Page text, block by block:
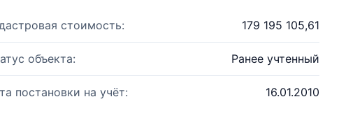
стоимость: 179 195 105,61
объекта: Ранее учтенный
постановки на учёт: 16.01.2010